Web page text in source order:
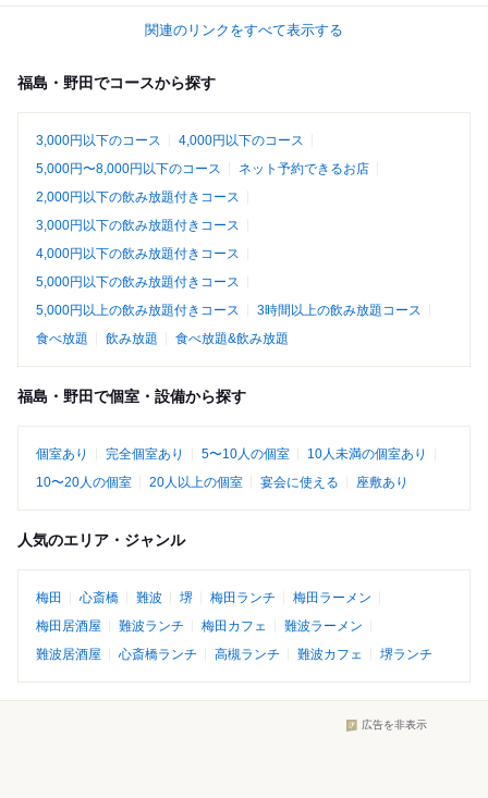
関連のリンクをすべて表示する
福島・野田でコースから探す
3,000円以下のコース
4,000円以下のコース
5,000円〜8,000円以下のコース
ネット予約できるお店
2,000円以下の飲み放題付きコース
3,000円以下の飲み放題付きコース
4,000円以下の飲み放題付きコース
5,000円以下の飲み放題付きコース
5,000円以上の飲み放題付きコース
3時間以上の飲み放題コース
食べ放題
飲み放題 食べ放題&飲み放題
福島・野田で個室・設備から探す
個室あり 完全個室あり 5〜10人の個室
10人未満の個室あり
10〜20人の個室
20人以上の個室 宴会に使える 座敷あり
人気のエリア・ジャンル
梅田 心斎橋 難波 堺 梅田ランチ
梅田ラーメン
梅田居酒屋
難波ランチ 梅田カフェ
難波ラーメン
難波居酒屋
心斎橋ランチ 高槻ランチ 難波カフェ 堺ランチ
広告を非表示